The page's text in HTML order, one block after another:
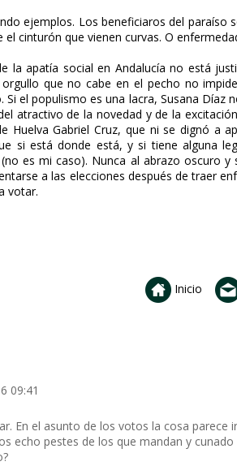
ejemplos. Los beneficiaros del paraíso
cinturón que vienen curvas. O
la apatía social en Andalucía no está
que no cabe en el pecho no
el populismo es una lacra, Susana Díaz
atractivo de la novedad y de la
Huelva Gabriel Cruz, que ni se dignó a
si está donde está, y si tiene alguna
es mi caso). Nunca al abrazo oscuro
a las elecciones después de traer
votar.
Inicio
09:41
En el asunto de los votos la cosa parece
echo pestes de los que mandan y